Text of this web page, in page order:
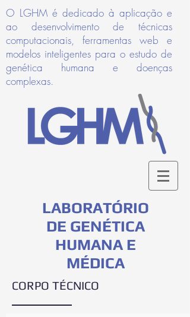
O LGHM é dedicado à aplicação e
ao desenvolvimento de técnicas
computacionais, ferramentas web e
modelos inteligentes para o estudo de
genética humana e doenças
complexas.
LABORATÓRIO
DE GENÉTICA
HUMANA E
MÉDICA
CORPO TÉCNICO